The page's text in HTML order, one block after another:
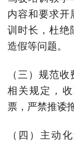
内容和要求
训时长，杜绝
造假等问题。
（三）规范
相关规定，
票，严禁推诿
（四）主动